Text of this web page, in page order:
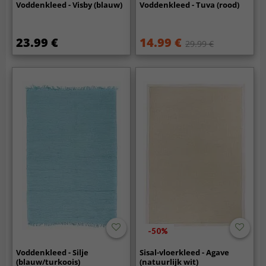
Voddenkleed - Visby (blauw)
23.99 €
Voddenkleed - Tuva (rood)
14.99 € 29.99 €
Voddenkleed - Silje
(blauw/turkoois)
-50%
Sisal-vloerkleed - Agave
(natuurlijk wit)